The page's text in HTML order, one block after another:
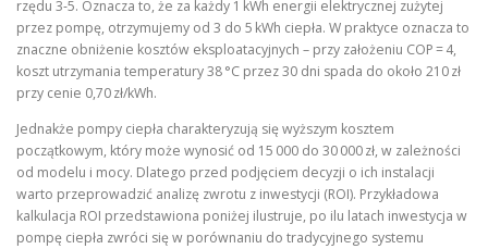
rzędu 3‑5. Oznacza to, że za każdy 1 kWh energii elektrycznej zużytej
przez pompę, otrzymujemy od 3 do 5 kWh ciepła. W praktyce oznacza to
znaczne obniżenie kosztów eksploatacyjnych – przy założeniu COP = 4,
koszt utrzymania temperatury 38 °C przez 30 dni spada do około 210 zł
przy cenie 0,70 zł/kWh.
Jednakże pompy ciepła charakteryzują się wyższym kosztem
początkowym, który może wynosić od 15 000 do 30 000 zł, w zależności
od modelu i mocy. Dlatego przed podjęciem decyzji o ich instalacji
warto przeprowadzić analizę zwrotu z inwestycji (ROI). Przykładowa
kalkulacja ROI przedstawiona poniżej ilustruje, po ilu latach inwestycja w
pompę ciepła zwróci się w porównaniu do tradycyjnego systemu